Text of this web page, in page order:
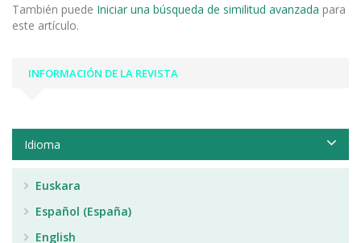
También puede Iniciar una búsqueda de similitud avanzada para
este artículo.
INFORMACIÓN DE LA REVISTA
Idioma
Euskara
Español (España)
English